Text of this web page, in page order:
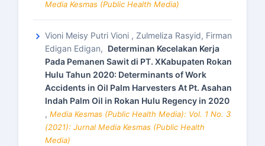
Media Kesmas (Public Health Media)
Vioni Meisy Putri Vioni , Zulmeliza Rasyid, Firman
Edigan Edigan, Determinan Kecelakan Kerja
Pada Pemanen Sawit di PT. XKabupaten Rokan
Hulu Tahun 2020: Determinants of Work
Accidents in Oil Palm Harvesters At Pt. Asahan
Indah Palm Oil in Rokan Hulu Regency in 2020
, Media Kesmas (Public Health Media): Vol. 1 No. 3
(2021): Jurnal Media Kesmas (Public Health
Media)